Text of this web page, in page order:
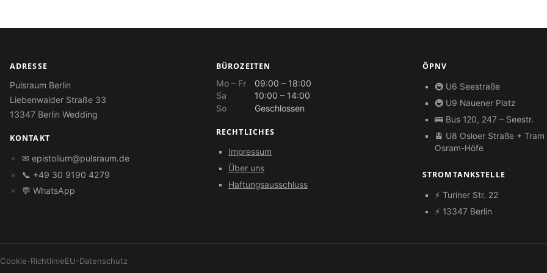
ADRESSE
Pulsraum Berlin
Liebenwalder Straße 33
13347 Berlin Wedding
KONTAKT
✉ epistolium@pulsraum.de
📞 +49 30 9190 4279
💬 WhatsApp
BÜROZEITEN
Mo – Fr
09:00 – 18:00
Sa
10:00 – 14:00
So
Geschlossen
RECHTLICHES
Impressum
Über uns
Haftungsausschluss
ÖPNV
🚇 U6 Seestraße
🚇 U9 Nauener Platz
🚌 Bus 120, 247 – Seestr.
🚊 U8 Osloer Straße +
Osram-Höfe
STROMTANKSTELLE
⚡ Turiner Str. 22
⚡ 13347 Berlin
Cookie-RichtlinieEU-Datenschutz